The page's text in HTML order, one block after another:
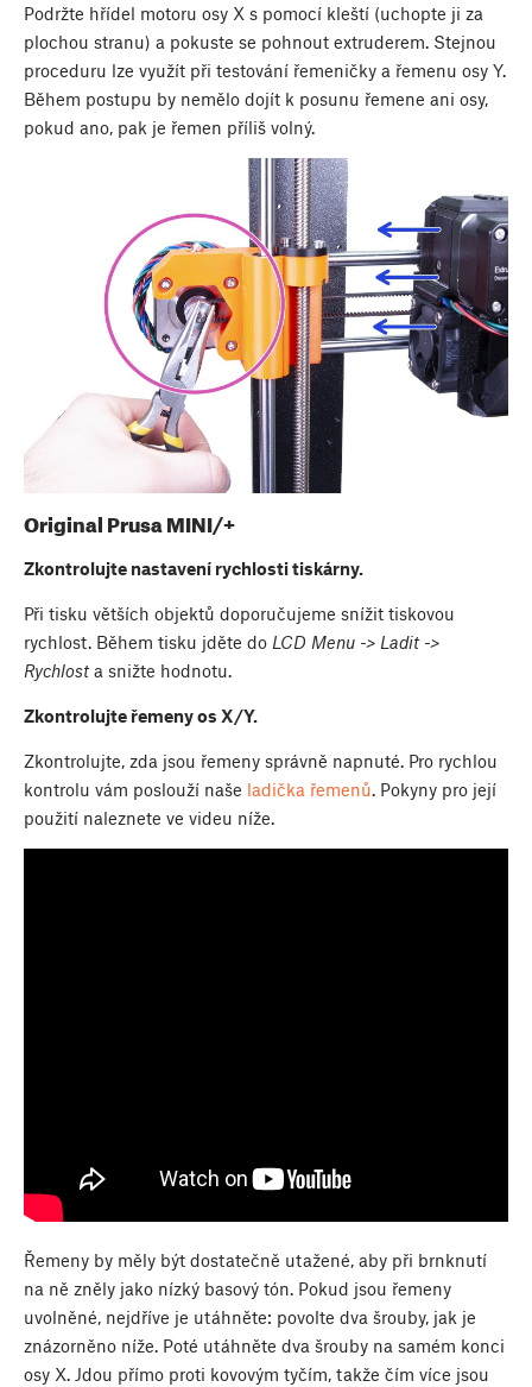
Podržte hřídel motoru osy X s pomocí kleští (uchopte ji za
plochou stranu) a pokuste se pohnout extruderem. Stejnou
proceduru lze využít při testování řemeničky a řemenu osy Y.
Během postupu by nemělo dojít k posunu řemene ani osy,
pokud ano, pak je řemen příliš volný.
Original Prusa MINI/+
Zkontrolujte nastavení rychlosti tiskárny.
Při tisku větších objektů doporučujeme snížit tiskovou
rychlost. Během tisku jděte do LCD Menu -> Ladit ->
Rychlosta snižte hodnotu.
Zkontrolujte řemeny os X/Y.
Zkontrolujte, zda jsou řemeny správně napnuté. Pro rychlou
kontrolu vám poslouží naše ladička řemenů. Pokyny pro její
použití naleznete ve videu níže.
Řemeny by měly být dostatečně utažené, aby při brnknutí
na ně zněly jako nízký basový tón. Pokud jsou řemeny
uvolněné, nejdříve je utáhněte: povolte dva šrouby, jak je
znázorněno níže. Poté utáhněte dva šrouby na samém konci
osy X. Jdou přímo proti kovovým tyčím, takže čím více jsou